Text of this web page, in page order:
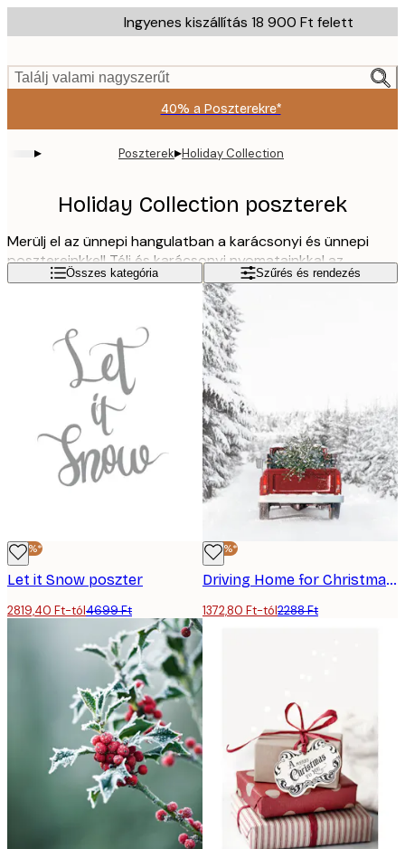
to
content.
Ingyenes kiszállítás 18 900 Ft felett
Találj valami nagyszerűt
40% a Poszterekre*
▸ Poszterek▸Holiday Collection
Holiday Collection poszterek
Merülj el az ünnepi hangulatban a karácsonyi és ünnepi
posztereinkkel! Téli és karácsonyi nyomatainkkal az
otthonod készen áll a téli ünnepekre. Kollekciónk stílusok
széles választékát kínálja a fényképektől az idézeteken át
Olvass tovább
Összes kategória Szűrés és rendezés
-40%*
Let it Snow poszter
2819,40 Ft-tól4699 Ft
-40%*
Driving Home for Christmas Poster
1372,80 Ft-tól2288 Ft